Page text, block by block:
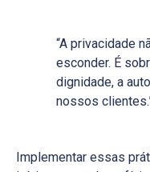
“A privacidade
esconder. É
dignidade, a
nossos
Implementar essas